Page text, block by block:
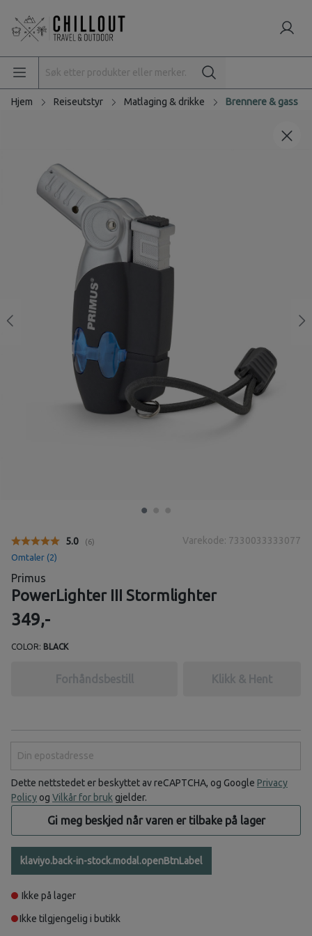
Hjem Reiseutstyr Matlaging & drikke Brennere & gass
Gjennomsnittskarakter:
5.0 (stemmer:
6)
Omtaler (2)
Varekode: 7330033333077
Primus
PowerLighter III Stormlighter
349,-
COLOR: BLACK
Forhåndsbestill Klikk & Hent
Dette nettstedet er beskyttet av reCAPTCHA, og Google Privacy
Policy og Vilkår for bruk gjelder.
Gi meg beskjed når varen er tilbake på lager
klaviyo.back-in-stock.modal.openBtnLabel
Ikke på lager
Ikke tilgjengelig i butikk